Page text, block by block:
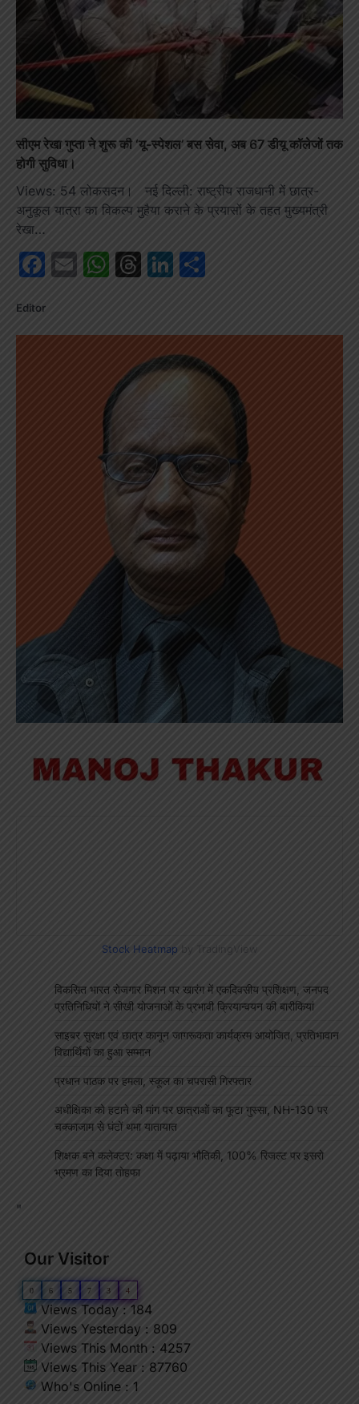
सीएम रेखा गुप्ता ने शुरू की ‘यू-स्पेशल’ बस सेवा, अब 67 डीयू कॉलेजों तक
होगी सुविधा।
Views: 54 लोकसदन। नई दिल्ली: राष्ट्रीय राजधानी में छात्र-
अनुकूल यात्रा का विकल्प मुहैया कराने के प्रयासों के तहत मुख्यमंत्री
रेखा…
Facebook
EmailWhatsApp
Threads
LinkedIn
Editor
Stock Heatmap by TradingView
विकसित भारत रोजगार मिशन पर खारंग में एकदिवसीय प्रशिक्षण, जनपद
प्रतिनिधियों ने सीखी योजनाओं के प्रभावी क्रियान्वयन की बारीकियां
साइबर सुरक्षा एवं छात्र कानून जागरूकता कार्यक्रम आयोजित, प्रतिभावान
विद्यार्थियों का हुआ सम्मान
प्रधान पाठक पर हमला, स्कूल का चपरासी गिरफ्तार
अधीक्षिका को हटाने की मांग पर छात्राओं का फूटा गुस्सा, NH-130 पर
चक्काजाम से घंटों थमा यातायात
शिक्षक बने कलेक्टर: कक्षा में पढ़ाया भौतिकी, 100% रिजल्ट पर इसरो
भ्रमण का दिया तोहफा
"
Our Visitor
0 6 5 7 3 4
Views Today : 184
Views Yesterday : 809
Views This Month : 4257
Views This Year : 87760
Who's Online : 1